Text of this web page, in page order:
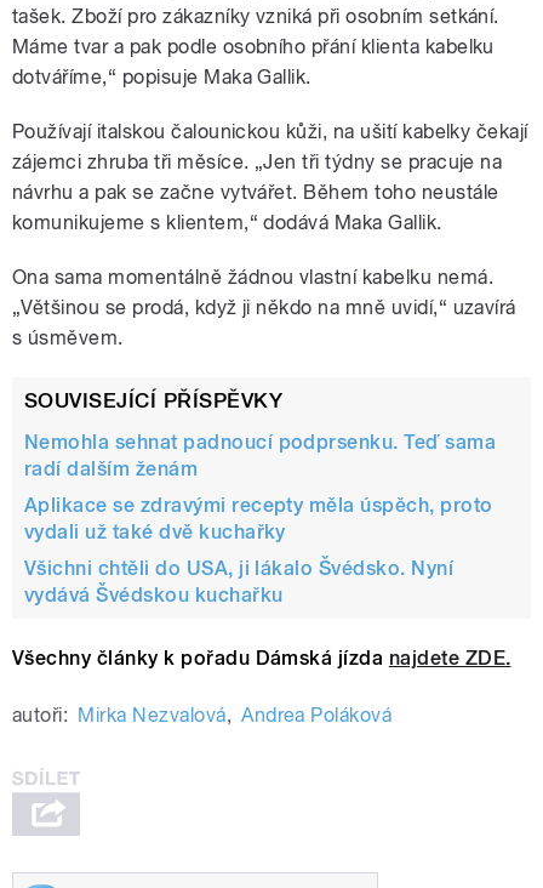
tašek. Zboží pro zákazníky vzniká při osobním setkání.
Máme tvar a pak podle osobního přání klienta kabelku
dotváříme,“ popisuje Maka Gallik.
Používají italskou čalounickou kůži, na ušití kabelky čekají
zájemci zhruba tři měsíce. „Jen tři týdny se pracuje na
návrhu a pak se začne vytvářet. Během toho neustále
komunikujeme s klientem,“ dodává Maka Gallik.
Ona sama momentálně žádnou vlastní kabelku nemá.
„Většinou se prodá, když ji někdo na mně uvidí,“ uzavírá
s úsměvem.
SOUVISEJÍCÍ PŘÍSPĚVKY
Nemohla sehnat padnoucí podprsenku. Teď sama
radí dalším ženám
Aplikace se zdravými recepty měla úspěch, proto
vydali už také dvě kuchařky
Všichni chtěli do USA, ji lákalo Švédsko. Nyní
vydává Švédskou kuchařku
Všechny články k pořadu Dámská jízda najdete ZDE.
autoři: Mirka Nezvalová, Andrea Poláková